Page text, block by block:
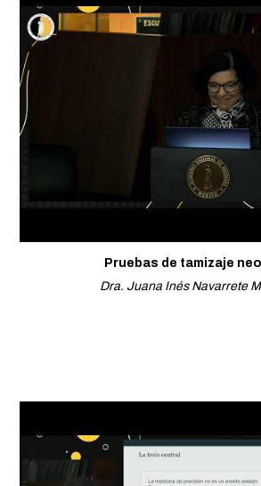
Pruebas de tamizaje
Dra. Juana Inés Navarrete